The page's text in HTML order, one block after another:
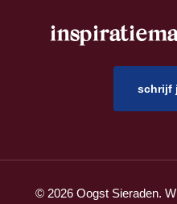
© 2026 Oogst Sieraden.